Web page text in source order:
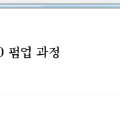
업 과정